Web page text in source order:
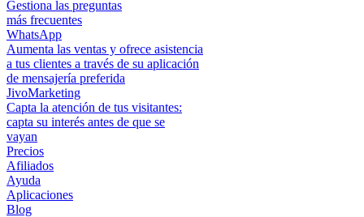
Gestiona las preguntas
más frecuentes
WhatsApp
Aumenta las ventas y ofrece asistencia
a tus clientes a través de su aplicación
de mensajería preferida
JivoMarketing
Capta la atención de tus visitantes:
capta su interés antes de que se
vayan
Precios
Afiliados
Ayuda
Aplicaciones
Blog